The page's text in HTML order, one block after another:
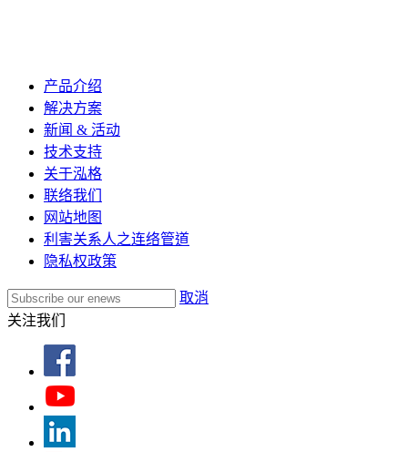
产品介绍
解决方案
新闻 & 活动
技术支持
关于泓格
联络我们
网站地图
利害关系人之连络管道
隐私权政策
取消
关注我们